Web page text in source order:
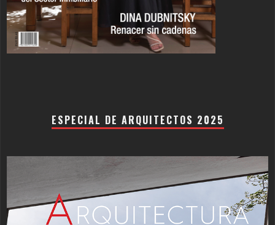
ESPECIAL DE ARQUITECTOS 2025